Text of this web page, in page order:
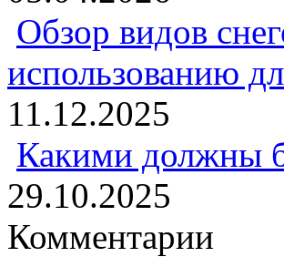
Обзор видов
использованию
11.12.2025
Какими должны
29.10.2025
Комментарии